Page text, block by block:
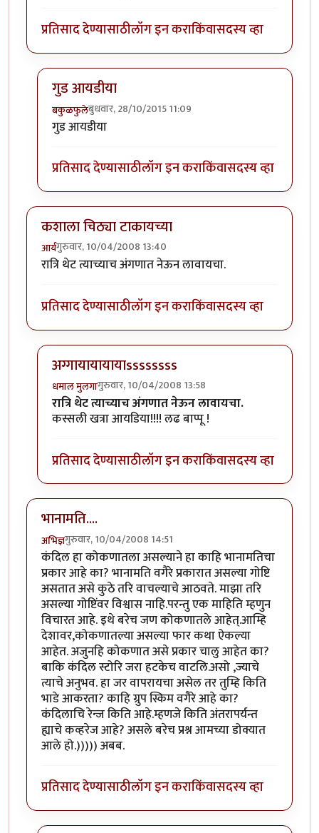
प्रतिसाद देण्यासाठीलॉग इन कराकिंवासदस्य व्हा
गुड आयडीया
बकुळफुलेबुधवार, 28/10/2015 11:09
In reply to
गुड आयडीया
प्रतिसाद देण्यासाठीलॉग इन कराकिंवासदस्य व्हा
कशाला चिठ्या टाकायच्या
आर्यगुरुवार, 10/04/2008 13:40
रात्रि थेट त्याच्याच अंगणात नेऊन लावायचा.
प्रतिसाद देण्यासाठीलॉग इन कराकिंवासदस्य व्हा
अग्गायायायायाssssssss
धमाल मुलगागुरुवार, 10/04/2008 13:58
In reply toकशाला चिठ्या टाकायच्याbyआर्य
रात्रि थेट त्याच्याच अंगणात नेऊन लावायचा.
कस्सली खत्रा आयडिया!!!! लढ बाप्पू !
प्रतिसाद देण्यासाठीलॉग इन कराकिंवासदस्य व्हा
भानामति....
अभिज्ञगुरुवार, 10/04/2008 14:51
कंदिल हा कोकणातला असल्याने हा काहि भानामतिचा
प्रकार आहे का? भानामति वगैरे प्रकारात असल्या गोष्टि
असतात असे कुठे तरि वाचल्याचे आठवते. माझा तरि
असल्या गोष्टिंवर विश्वास नाहि.परन्तु एक माहिति म्हणुन
विचारत आहे. इथे बरेच जण कोकणातले आहेत्.आम्हि
देशावर,कोकणातल्या असल्या फार कथा ऐकल्या
आहेत. अजुनहि कोकणात असे प्रकार चालु आहेत का?
बाकि कंदिल स्टोरि जरा हटकेच वाटलि.असो ,ज्याचे
त्याचे अनुभव. हा जर वापरायचा असेल तर तुम्हि किति
भाडे आकरता? काहि ग्रुप स्किम वगैरे आहे का?
कंदिलाचि रेन्ज किति आहे.म्हणजे किति अंतरापर्यन्त
ह्याचे कव्हरेज आहे? असले बरेच प्रश्न आमच्या डोक्यात
आले हो.))))) अबब.
प्रतिसाद देण्यासाठीलॉग इन कराकिंवासदस्य व्हा